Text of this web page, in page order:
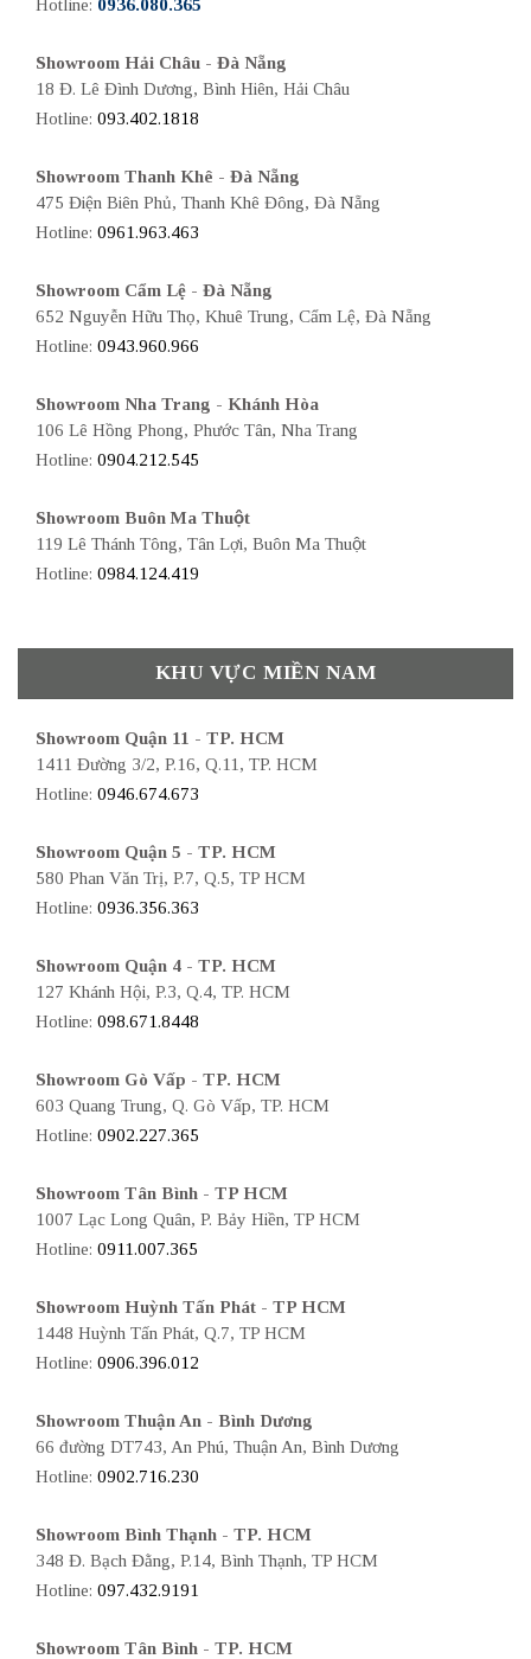
Hotline: 0936.080.365
Showroom Hải Châu - Đà Nẵng
18 Đ. Lê Đình Dương, Bình Hiên, Hải Châu
Hotline: 093.402.1818
Showroom Thanh Khê - Đà Nẵng
475 Điện Biên Phủ, Thanh Khê Đông, Đà Nẵng
Hotline: 0961.963.463
Showroom Cẩm Lệ - Đà Nẵng
652 Nguyễn Hữu Thọ, Khuê Trung, Cẩm Lệ, Đà Nẵng
Hotline: 0943.960.966
Showroom Nha Trang - Khánh Hòa
106 Lê Hồng Phong, Phước Tân, Nha Trang
Hotline: 0904.212.545
Showroom Buôn Ma Thuột
119 Lê Thánh Tông, Tân Lợi, Buôn Ma Thuột
Hotline: 0984.124.419
KHU VỰC MIỀN NAM
Showroom Quận 11 - TP. HCM
1411 Đường 3/2, P.16, Q.11, TP. HCM
Hotline: 0946.674.673
Showroom Quận 5 - TP. HCM
580 Phan Văn Trị, P.7, Q.5, TP HCM
Hotline: 0936.356.363
Showroom Quận 4 - TP. HCM
127 Khánh Hội, P.3, Q.4, TP. HCM
Hotline: 098.671.8448
Showroom Gò Vấp - TP. HCM
603 Quang Trung, Q. Gò Vấp, TP. HCM
Hotline: 0902.227.365
Showroom Tân Bình - TP HCM
1007 Lạc Long Quân, P. Bảy Hiền, TP HCM
Hotline: 0911.007.365
Showroom Huỳnh Tấn Phát - TP HCM
1448 Huỳnh Tấn Phát, Q.7, TP HCM
Hotline: 0906.396.012
Showroom Thuận An - Bình Dương
66 đường DT743, An Phú, Thuận An, Bình Dương
Hotline: 0902.716.230
Showroom Bình Thạnh - TP. HCM
348 Đ. Bạch Đằng, P.14, Bình Thạnh, TP HCM
Hotline: 097.432.9191
Showroom Tân Bình - TP. HCM